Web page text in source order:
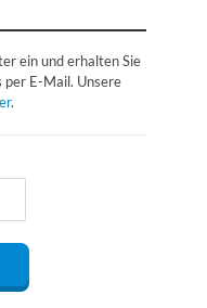
ein und erhalten Sie
E-Mail. Unsere
.